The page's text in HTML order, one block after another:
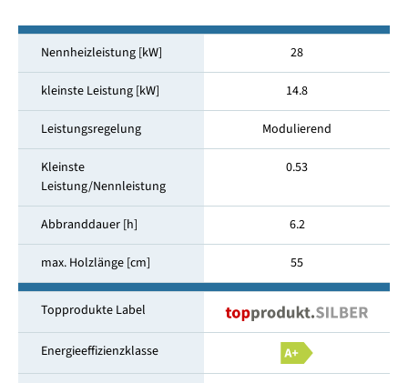
Nennheizleistung [kW] 28
kleinste Leistung [kW] 14.8
Leistungsregelung Modulierend
Kleinste
Leistung/Nennleistung
0.53
Abbranddauer [h] 6.2
max. Holzlänge [cm] 55
Topprodukte Label
Energieeffizienzklasse